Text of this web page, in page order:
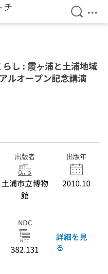
検索を
メ
し : 霞ヶ浦と土浦地域
ルオープン記念講演
出版者
土浦市立博物
館
出版年
2010.10
NDC
382.131
詳細を見
る